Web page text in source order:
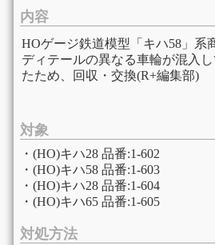
内容
HOゲージ鉄道模型「キハ58」系
ディテールの異なる車輪が混入
たため、回収・交換(R+編集部)
対象
・(HO)キハ28 品番:1-602
・(HO)キハ58 品番:1-603
・(HO)キハ28 品番:1-604
・(HO)キハ65 品番:1-605
対処方法